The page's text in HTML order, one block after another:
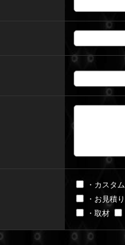
・カスタム
・お見積り
・取材